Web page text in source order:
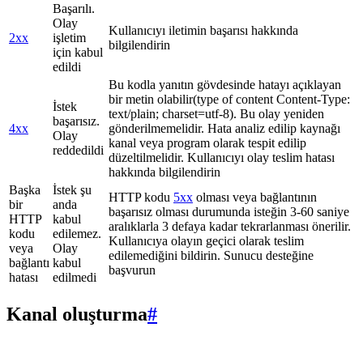
2xx
Başarılı.
Olay
işletim
için kabul
edildi
Kullanıcıyı iletimin başarısı hakkında
bilgilendirin
4xx
İstek
başarısız.
Olay
reddedildi
Bu kodla yanıtın gövdesinde hatayı açıklayan
bir metin olabilir(type of content Content-Type:
text/plain; charset=utf-8). Bu olay yeniden
gönderilmemelidir. Hata analiz edilip kaynağı
kanal veya program olarak tespit edilip
düzeltilmelidir. Kullanıcıyı olay teslim hatası
hakkında bilgilendirin
Başka
bir
HTTP
kodu
veya
bağlantı
hatası
İstek şu
anda
kabul
edilemez.
Olay
kabul
edilmedi
HTTP kodu 5xx olması veya bağlantının
başarısız olması durumunda isteğin 3-60 saniye
aralıklarla 3 defaya kadar tekrarlanması önerilir.
Kullanıcıya olayın geçici olarak teslim
edilemediğini bildirin. Sunucu desteğine
başvurun
Kanal oluşturma#